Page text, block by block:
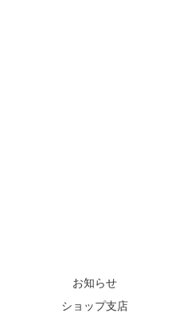
お知らせ
ショップ支店